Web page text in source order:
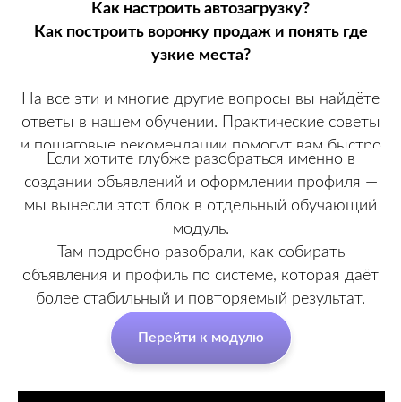
Как настроить автозагрузку?
Как построить воронку продаж и понять где
узкие места?
На все эти и многие другие вопросы вы найдёте
ответы в нашем обучении. Практические советы
и пошаговые рекомендации помогут вам быстро
и эффективно освоить Авито и начать получать
первые результаты.
Если хотите глубже разобраться именно в
создании объявлений и оформлении профиля —
мы вынесли этот блок в отдельный обучающий
модуль.
Там подробно разобрали, как собирать
объявления и профиль по системе, которая даёт
более стабильный и повторяемый результат.
Перейти к модулю